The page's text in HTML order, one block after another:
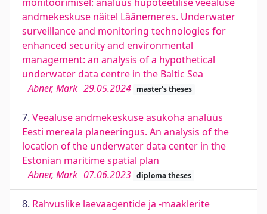
andmekeskuse näitel Läänemeres. Underwater
surveillance and monitoring technologies for
enhanced security and environmental
management: an analysis of a hypothetical
underwater data centre in the Baltic Sea
Abner, Mark 29.05.2024 master's theses
7. Veealuse andmekeskuse asukoha analüüs
Eesti mereala planeeringus. An analysis of the
location of the underwater data center in the
Estonian maritime spatial plan
Abner, Mark 07.06.2023 diploma theses
8. Rahvuslike laevaagentide ja -maaklerite